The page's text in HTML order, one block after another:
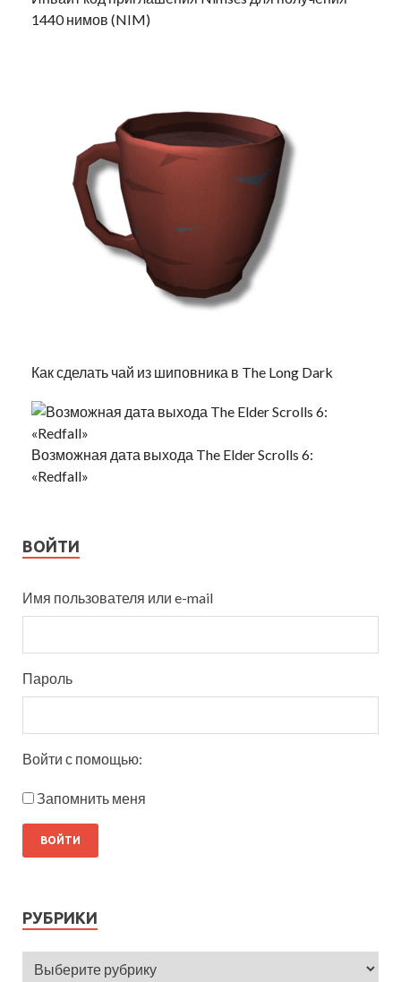
1440 нимов (NIM)
Как сделать чай из шиповника в The Long Dark
Возможная дата выхода The Elder Scrolls 6:
«Redfall»
ВОЙТИ
Имя пользователя или e-mail
Пароль
Войти с помощью:
Запомнить меня
РУБРИКИ